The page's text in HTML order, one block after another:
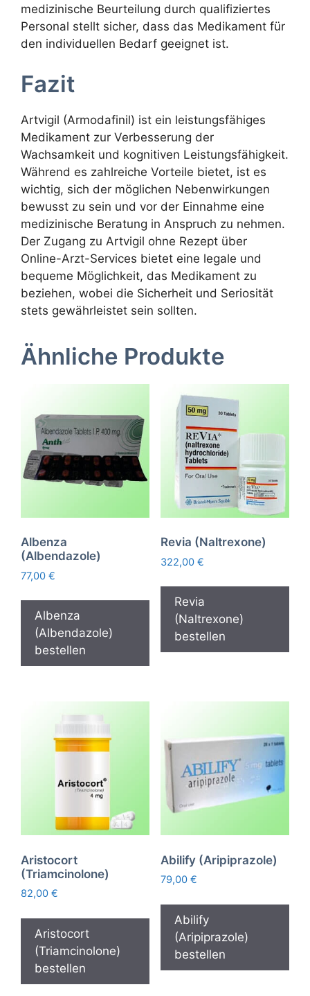
medizinische Beurteilung durch qualifiziertes
Personal stellt sicher, dass das Medikament für
den individuellen Bedarf geeignet ist.
Fazit
Artvigil (Armodafinil) ist ein leistungsfähiges
Medikament zur Verbesserung der
Wachsamkeit und kognitiven Leistungsfähigkeit.
Während es zahlreiche Vorteile bietet, ist es
wichtig, sich der möglichen Nebenwirkungen
bewusst zu sein und vor der Einnahme eine
medizinische Beratung in Anspruch zu nehmen.
Der Zugang zu Artvigil ohne Rezept über
Online-Arzt-Services bietet eine legale und
bequeme Möglichkeit, das Medikament zu
beziehen, wobei die Sicherheit und Seriosität
stets gewährleistet sein sollten.
Ähnliche Produkte
Albenza
(Albendazole)
77,00 €
Albenza
(Albendazole)
bestellen
Revia (Naltrexone)
322,00 €
Revia
(Naltrexone)
bestellen
Aristocort
(Triamcinolone)
82,00 €
Aristocort
(Triamcinolone)
bestellen
Abilify (Aripiprazole)
79,00 €
Abilify
(Aripiprazole)
bestellen